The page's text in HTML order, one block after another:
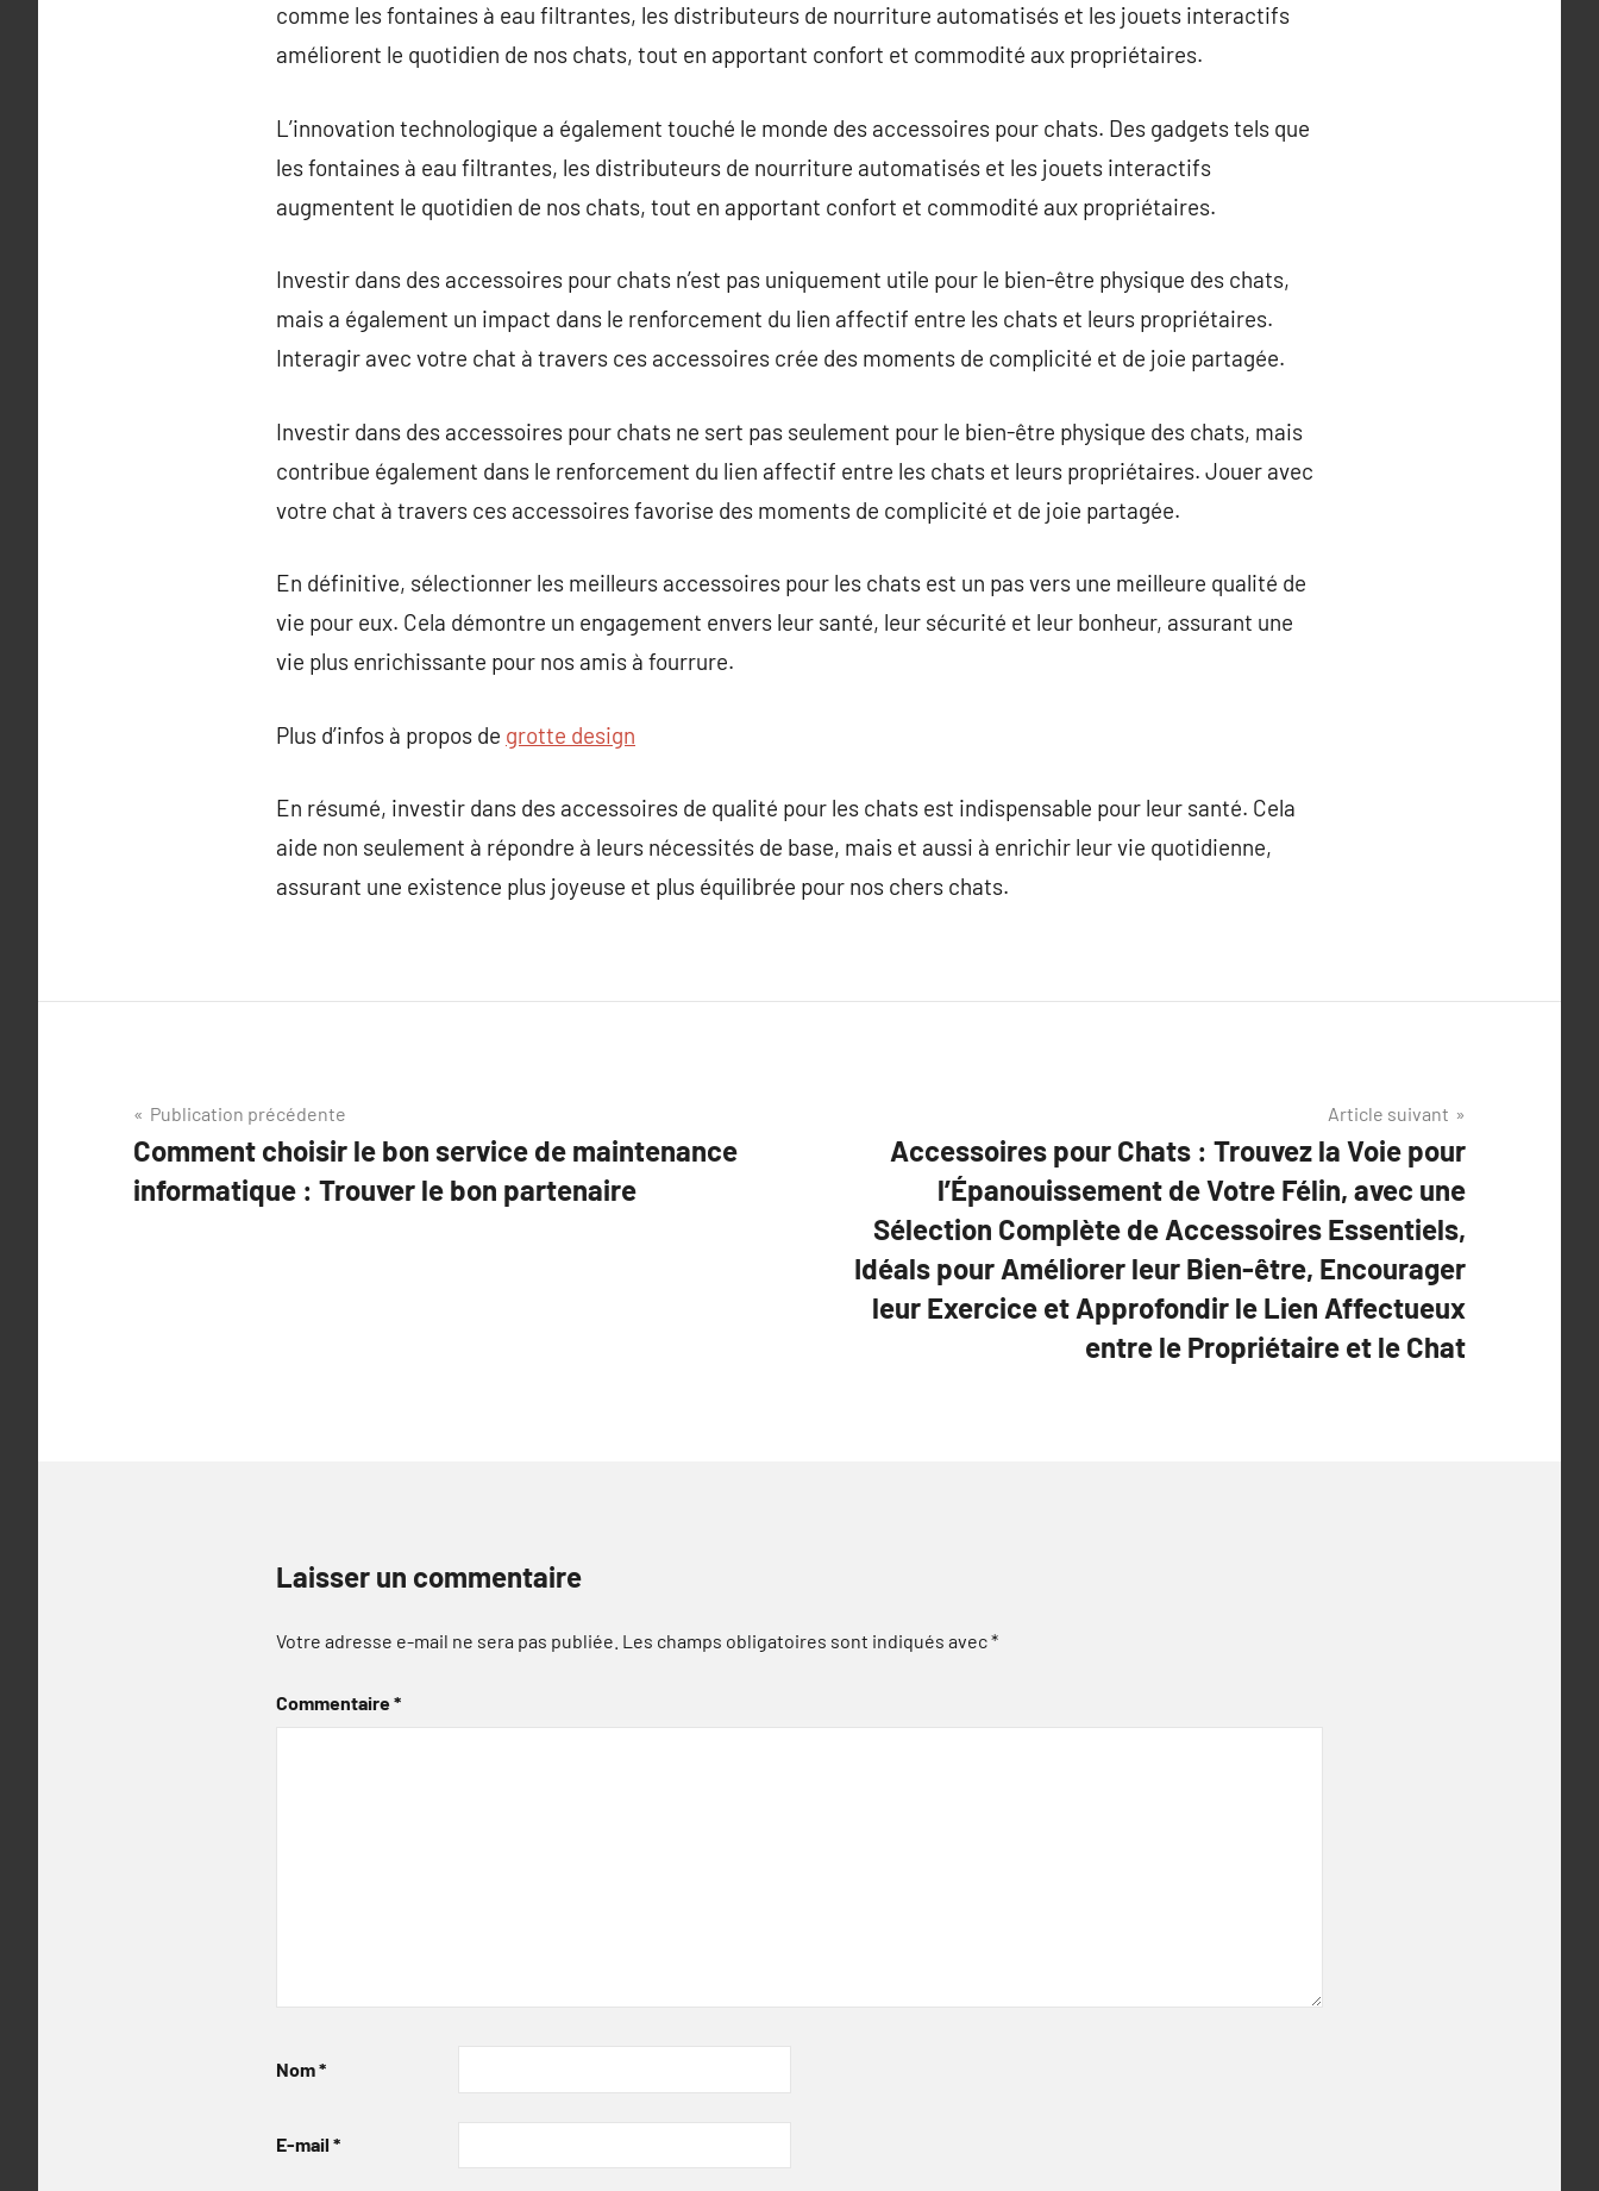
comme les fontaines à eau filtrantes, les distributeurs de nourriture automatisés et les jouets interactifs
améliorent le quotidien de nos chats, tout en apportant confort et commodité aux propriétaires.
L’innovation technologique a également touché le monde des accessoires pour chats. Des gadgets tels que
les fontaines à eau filtrantes, les distributeurs de nourriture automatisés et les jouets interactifs
augmentent le quotidien de nos chats, tout en apportant confort et commodité aux propriétaires.
Investir dans des accessoires pour chats n’est pas uniquement utile pour le bien-être physique des chats,
mais a également un impact dans le renforcement du lien affectif entre les chats et leurs propriétaires.
Interagir avec votre chat à travers ces accessoires crée des moments de complicité et de joie partagée.
Investir dans des accessoires pour chats ne sert pas seulement pour le bien-être physique des chats, mais
contribue également dans le renforcement du lien affectif entre les chats et leurs propriétaires. Jouer avec
votre chat à travers ces accessoires favorise des moments de complicité et de joie partagée.
En définitive, sélectionner les meilleurs accessoires pour les chats est un pas vers une meilleure qualité de
vie pour eux. Cela démontre un engagement envers leur santé, leur sécurité et leur bonheur, assurant une
vie plus enrichissante pour nos amis à fourrure.
Plus d’infos à propos de grotte design
En résumé, investir dans des accessoires de qualité pour les chats est indispensable pour leur santé. Cela
aide non seulement à répondre à leurs nécessités de base, mais et aussi à enrichir leur vie quotidienne,
assurant une existence plus joyeuse et plus équilibrée pour nos chers chats.
Navigation
de
l’article
Publication précédente
Comment choisir le bon service de maintenance
informatique : Trouver le bon partenaire
Article suivant
Accessoires pour Chats : Trouvez la Voie pour
l’Épanouissement de Votre Félin, avec une
Sélection Complète de Accessoires Essentiels,
Idéals pour Améliorer leur Bien-être, Encourager
leur Exercice et Approfondir le Lien Affectueux
entre le Propriétaire et le Chat
Laisser un commentaire
Votre adresse e-mail ne sera pas publiée. Les champs obligatoires sont indiqués avec*
Commentaire*
Nom*
E-mail *